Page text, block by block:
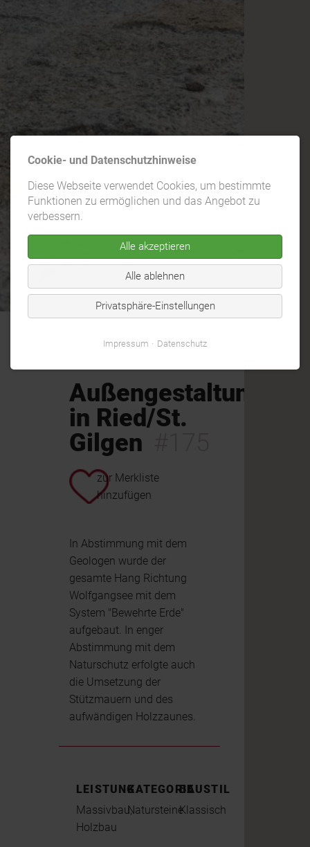
Außengestaltung
in Ried/St.
Gilgen
zur Merkliste
hinzufügen
In Abstimmung mit dem
Geologen wurde der
gesamte Hang Richtung
Wolfgangsee mit dem
System "Bewehrte Erde"
aufgebaut. In enger
Abstimmung mit dem
Naturschutz erfolgte auch
die Umsetzung der
Stützmauern und des
aufwändigen Holzzaunes.
LEISTUNG
Massivbau,
Holzbau
KATEGORIE
Natursteine
BAUSTIL
Klassisch
Cookie- und Datenschutzhinweise
Diese Webseite verwendet Cookies, um bestimmte
Funktionen zu ermöglichen und das Angebot zu
verbessern.
Alle akzeptieren
Alle ablehnen
Privatsphäre-Einstellungen
Impressum Datenschutz